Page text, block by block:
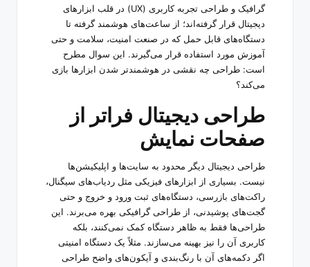
گرافیک و طراحی تجربه کاربری (UX) در قلب ابزارهای
دیجیتال قرار گرفته‌اند؛ از ساعت‌های هوشمند گرفته تا
دستگاه‌های قابل‌ حمل که در صنعت امنیت، سلامت و حتی
آموزش مورد استفاده قرار می‌گیرند. این سوال مطرح
است: طراحی چه نقشی در هوشمندتر شدن ابزارها بازی
می‌کند؟
طراحی دیجیتال فراتر از
صفحات نمایش
طراحی دیجیتال دیگر محدود به سایت‌ها و اپلیکیشن‌ها
نیست. بسیاری از ابزارهای فیزیکی مثل ردیاب‌های سیگنال،
راکت‌های بازرسی، دستگاه‌های ثبت ورود و خروج و حتی
گجت‌های پوشیدنی، از طراحی گرافیکی بهره می‌برند. این
طراحی‌ها فقط به ظاهر دستگاه کمک نمی‌کنند، بلکه
کاربری آن را نیز بهینه می‌سازند. مثلاً یک دستگاه امنیتی
اگر دکمه‌های آن با رنگ‌بندی و آیکون‌های واضح طراحی